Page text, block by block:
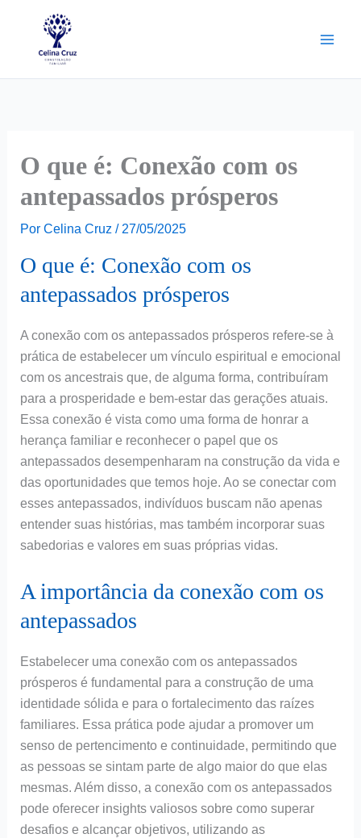
O que é: Conexão com os
antepassados prósperos
Por Celina Cruz / 27/05/2025
O que é: Conexão com os
antepassados prósperos
A conexão com os antepassados prósperos refere-se à
prática de estabelecer um vínculo espiritual e emocional
com os ancestrais que, de alguma forma, contribuíram
para a prosperidade e bem-estar das gerações atuais.
Essa conexão é vista como uma forma de honrar a
herança familiar e reconhecer o papel que os
antepassados desempenharam na construção da vida e
das oportunidades que temos hoje. Ao se conectar com
esses antepassados, indivíduos buscam não apenas
entender suas histórias, mas também incorporar suas
sabedorias e valores em suas próprias vidas.
A importância da conexão com os
antepassados
Estabelecer uma conexão com os antepassados
prósperos é fundamental para a construção de uma
identidade sólida e para o fortalecimento das raízes
familiares. Essa prática pode ajudar a promover um
senso de pertencimento e continuidade, permitindo que
as pessoas se sintam parte de algo maior do que elas
mesmas. Além disso, a conexão com os antepassados
pode oferecer insights valiosos sobre como superar
desafios e alcançar objetivos, utilizando as